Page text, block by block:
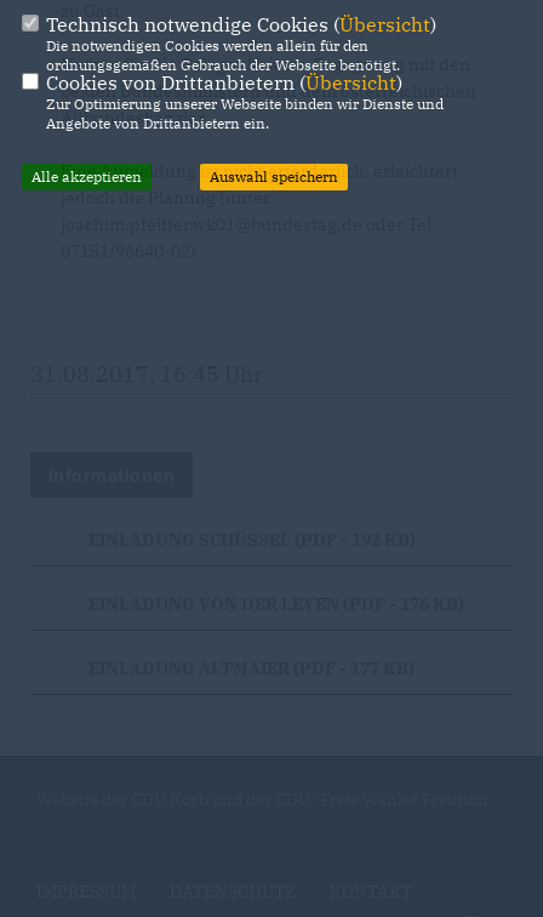
Nutzen Sie die Gelegenheit zur Begegnung mit den
beiden Bundesministern und dem österreichischen
Altbundeskanzler.
Eine Anmeldung ist nicht erforderlich, erleichtert
jedoch die Planung (unter:
Technisch notwendige Cookies (Übersicht)
Die notwendigen Cookies werden allein für den
ordnungsgemäßen Gebrauch der Webseite benötigt.
Cookies von Drittanbietern (Übersicht)
Zur Optimierung unserer Webseite binden wir Dienste und
Angebote von Drittanbietern ein.
Alle akzeptieren Auswahl speichern